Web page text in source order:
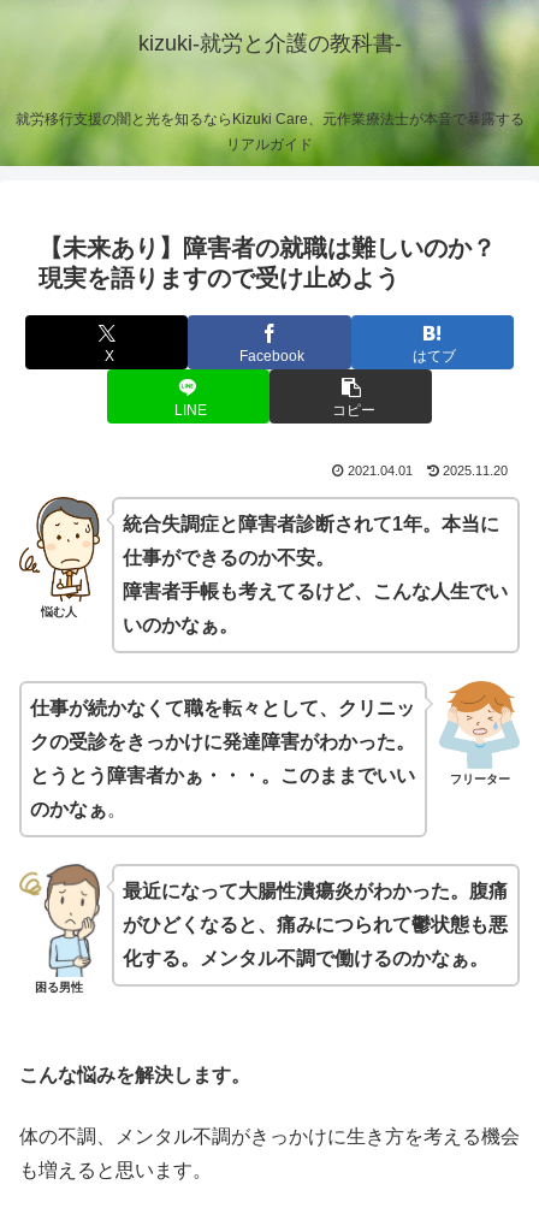
kizuki-就労と介護の教科書-
就労移行支援の闇と光を知るならKizuki Care、元作業療法士が本音で暴露する
リアルガイド
【未来あり】障害者の就職は難しいのか？
現実を語りますので受け止めよう
X Facebook はてブ
LINE コピー
2021.04.01 2025.11.20
悩む人
統合失調症と障害者診断されて1年。本当に
仕事ができるのか不安。
障害者手帳も考えてるけど、こんな人生でい
いのかなぁ。
フリーター
仕事が続かなくて職を転々として、クリニッ
クの受診をきっかけに発達障害がわかった。
とうとう障害者かぁ・・・。このままでいい
のかなぁ。
困る男性
最近になって大腸性潰瘍炎がわかった。腹痛
がひどくなると、痛みにつられて鬱状態も悪
化する。メンタル不調で働けるのかなぁ。
こんな悩みを解決します。
体の不調、メンタル不調がきっかけに生き方を考える機会
も増えると思います。